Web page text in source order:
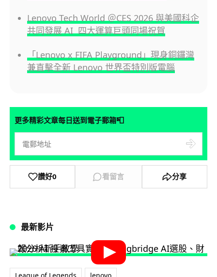
Lenovo Tech World ＠CES 2026 與美國科企
共同發展 AI 四大運算巨頭同場祝賀
「Lenovo x FIFA Playground」現身銅鑼灣
兼直擊全新 Lenovo 世界盃特別版電腦
更多精彩文章每日送到電子郵箱📮
讚好0 看留言 分享
最新影片
League of Legends lenovo